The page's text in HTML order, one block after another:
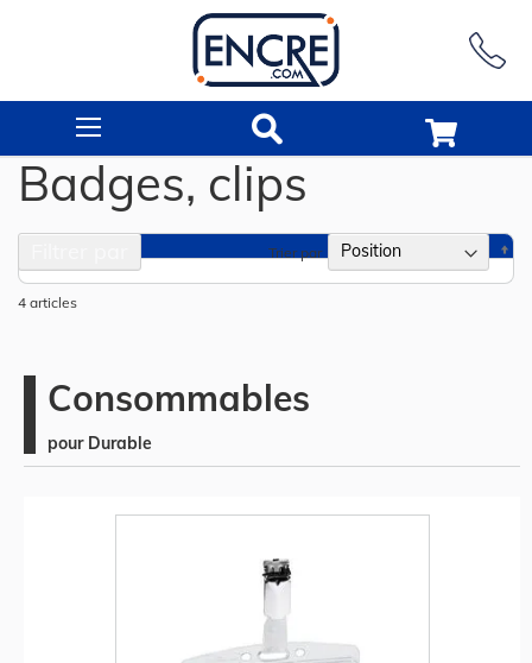
Badges, clips
4 articles
Trier par
Consommables
pour Durable